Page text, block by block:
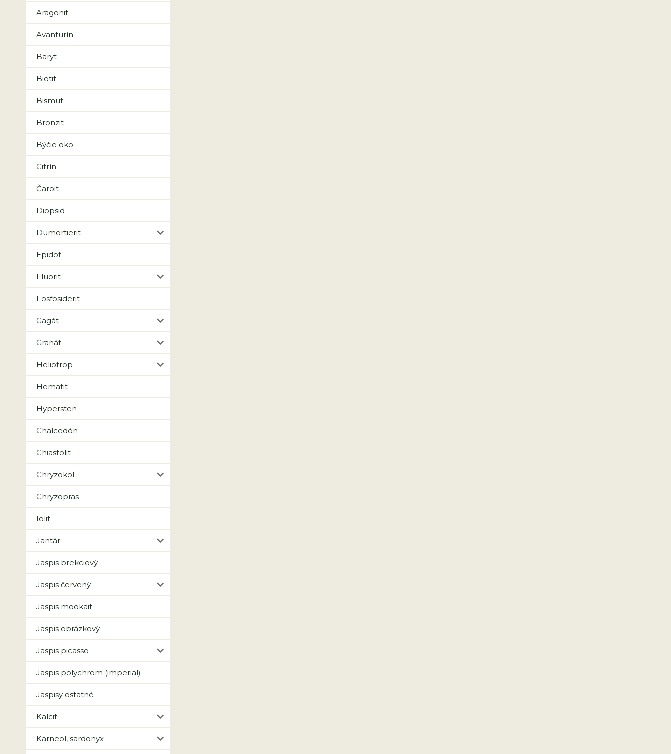
Aragonit
Avanturín
Baryt
Biotit
Bismut
Bronzit
Býčie oko
Citrín
Čaroit
Diopsid
Dumortierit
Epidot
Fluorit
Fosfosiderit
Gagát
Granát
Heliotrop
Hematit
Hypersten
Chalcedón
Chiastolit
Chryzokol
Chryzopras
Iolit
Jantár
Jaspis brekciový
Jaspis červený
Jaspis mookait
Jaspis obrázkový
Jaspis picasso
Jaspis polychrom (imperial)
Jaspisy ostatné
Kalcit
Karneol, sardonyx